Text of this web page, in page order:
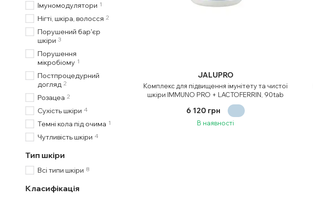
JALUPRO
Комплекс для підвищення імунітету та чистої
шкіри IMMUNO PRO + LACTOFERRIN, 90tab
6 120 грн
В наявності
Імуномодулятори 1
Нігті, шкіра, волосся 2
Порушений барʼєр
шкіри 3
Порушення
мікробіому 1
Постпроцедурний
догляд 2
Розацеа 2
Сухість шкіри 4
Темні кола під очима 1
Чутливість шкіри 4
Тип шкіри
Всі типи шкіри 8
Класифікація